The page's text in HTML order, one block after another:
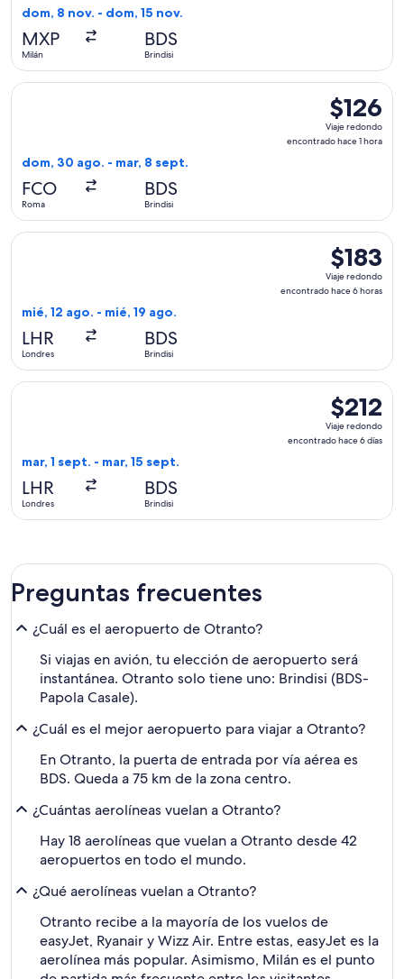
dom, 8 nov. - dom, 15 nov.
MXP
Milán
BDS
Brindisi
$126
Viaje
redondo,
$126
Viaje redondo
encontrado hace 1 hora
dom, 30 ago. - mar, 8 sept.
FCO
Roma
BDS
Brindisi
Seleccionar vuelo de ITA Airways, con salida el dom, 30
$183
Viaje
redondo,
$183
Viaje redondo
encontrado hace 6 horas
mié, 12 ago. - mié, 19 ago.
LHR
Londres
BDS
Brindisi
Seleccionar vuelo de Swiss International Air Lines, con
$212
Viaje
redondo,
$212
Viaje redondo
encontrado hace 6 días
mar, 1 sept. - mar, 15 sept.
LHR
Londres
BDS
Brindisi
Seleccionar vuelo de Brussels Airlines, con salida el mar, 1
Preguntas frecuentes
¿Cuál es el aeropuerto de Otranto?
Si viajas en avión, tu elección de aeropuerto será
instantánea. Otranto solo tiene uno: Brindisi (BDS-
Papola Casale).
¿Cuál es el mejor aeropuerto para viajar a Otranto?
En Otranto, la puerta de entrada por vía aérea es
BDS. Queda a 75 km de la zona centro.
¿Cuántas aerolíneas vuelan a Otranto?
Hay 18 aerolíneas que vuelan a Otranto desde 42
aeropuertos en todo el mundo.
¿Qué aerolíneas vuelan a Otranto?
Otranto recibe a la mayoría de los vuelos de
easyJet, Ryanair y Wizz Air. Entre estas, easyJet es la
aerolínea más popular. Asimismo, Milán es el punto